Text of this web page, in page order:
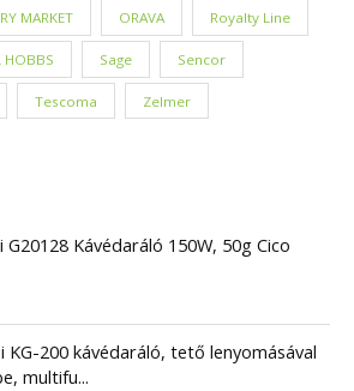
MARKET ORAVA Royalty Line
HOBBS Sage Sencor
Tescoma Zelmer
G20128 Kávédaráló 150W, 50g Cico
KG-200 kávédaráló, tető lenyomásával
multifu...